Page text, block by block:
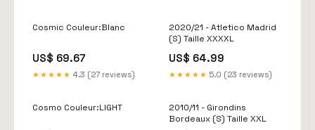
Cosmic Couleur:Blanc
US$ 69.67
★★★★★ 4.3 (27 reviews)
2020/21 - Atletico Madrid
(S) Taille XXXXL
US$ 64.99
★★★★★ 5.0 (23 reviews)
Cosmo Couleur:LIGHT
2010/11 - Girondins
Bordeaux (S) Taille XXL